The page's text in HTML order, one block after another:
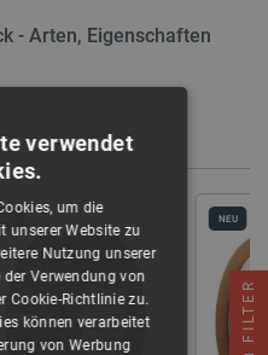
NEU
- Arten, Eigenschaften
FILTER
verwendet
um die
unserer Website zu
Nutzung unserer
Verwendung von
Cookie-Richtlinie zu.
können verarbeitet
von Werbung